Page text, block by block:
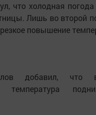
что холодная погода
Лишь во второй
повышение
добавил, что
температура